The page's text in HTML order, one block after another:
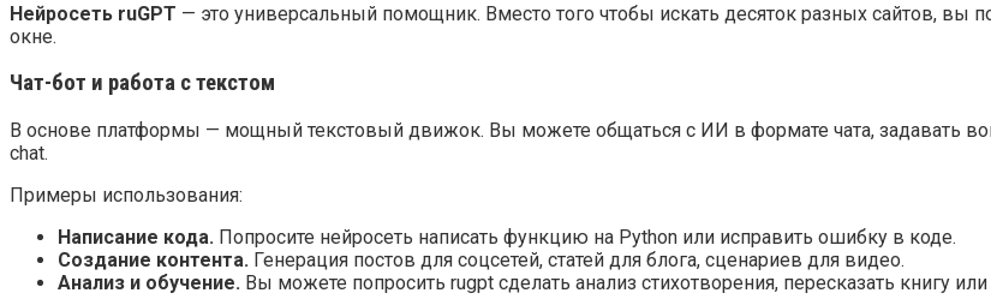
Нейросеть ruGPT — это универсальный помощник. Вместо того чтобы искать десяток разных сайтов,
окне.
Чат-бот и работа с текстом
В основе платформы — мощный текстовый движок. Вы можете общаться с ИИ в формате чата, задавать
chat.
Примеры использования:
Написание кода. Попросите нейросеть написать функцию на Python или исправить ошибку в коде.
Создание контента. Генерация постов для соцсетей, статей для блога, сценариев для видео.
Анализ и обучение. Вы можете попросить rugpt сделать анализ стихотворения, пересказать книгу